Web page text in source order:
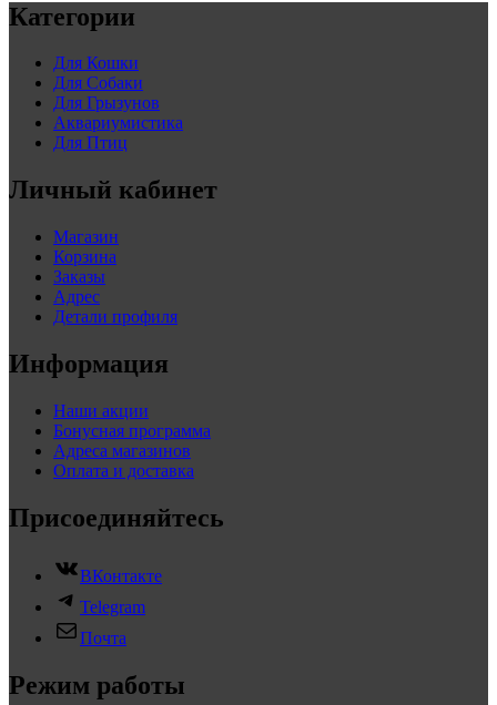
Категории
Для Кошки
Для Собаки
Для Грызунов
Аквариумистика
Для Птиц
Личный кабинет
Магазин
Корзина
Заказы
Адрес
Детали профиля
Информация
Наши акции
Бонусная программа
Адреса магазинов
Оплата и доставка
Присоединяйтесь
ВКонтакте
Telegram
Почта
Режим работы